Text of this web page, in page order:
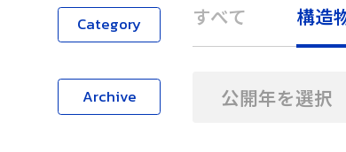
Category すべて 構造
Archive 公開年を選択